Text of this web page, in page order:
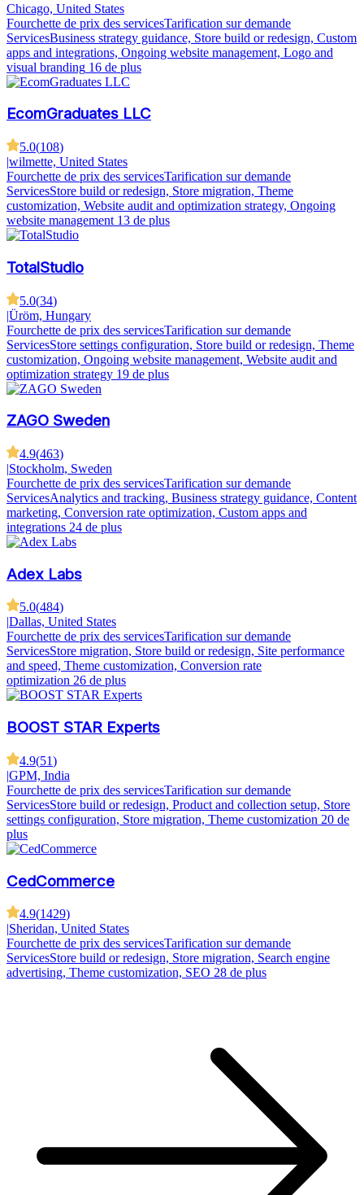
Chicago, United States
Fourchette de prix des servicesTarification sur demande
ServicesBusiness strategy guidance, Store build or redesign, Custom
apps and integrations, Ongoing website management, Logo and
visual branding 16 de plus
EcomGraduates LLC
5.0(108)
|wilmette, United States
Fourchette de prix des servicesTarification sur demande
ServicesStore build or redesign, Store migration, Theme
customization, Website audit and optimization strategy, Ongoing
website management 13 de plus
TotalStudio
5.0(34)
|Üröm, Hungary
Fourchette de prix des servicesTarification sur demande
ServicesStore settings configuration, Store build or redesign, Theme
customization, Ongoing website management, Website audit and
optimization strategy 19 de plus
ZAGO Sweden
4.9(463)
|Stockholm, Sweden
Fourchette de prix des servicesTarification sur demande
ServicesAnalytics and tracking, Business strategy guidance, Content
marketing, Conversion rate optimization, Custom apps and
integrations 24 de plus
Adex Labs
5.0(484)
|Dallas, United States
Fourchette de prix des servicesTarification sur demande
ServicesStore migration, Store build or redesign, Site performance
and speed, Theme customization, Conversion rate
optimization 26 de plus
BOOST STAR Experts
4.9(51)
|GPM, India
Fourchette de prix des servicesTarification sur demande
ServicesStore build or redesign, Product and collection setup, Store
settings configuration, Store migration, Theme customization 20 de
plus
CedCommerce
4.9(1429)
|Sheridan, United States
Fourchette de prix des servicesTarification sur demande
ServicesStore build or redesign, Store migration, Search engine
advertising, Theme customization, SEO 28 de plus